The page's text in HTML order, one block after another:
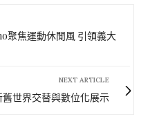
聚焦運動休閒風 引領義大
NEXT ARTICLE
世界交替與數位化展示